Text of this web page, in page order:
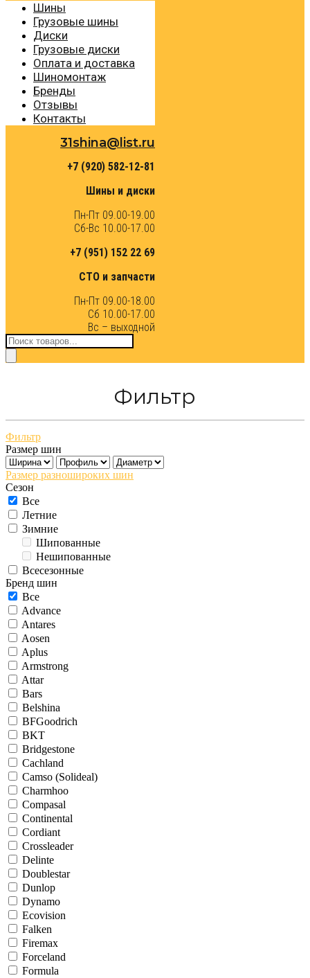
Шины
Грузовые шины
Диски
Грузовые диски
Оплата и доставка
Шиномонтаж
Бренды
Отзывы
Контакты
31shina@list.ru
+7 (920) 582-12-81
Шины и диски
Пн-Пт 09.00-19.00
Сб-Вс 10.00-17.00
+7 (951) 152 22 69
СТО и запчасти
Пн-Пт 09.00-18.00
Сб 10.00-17.00
Вс – выходной
Поиск
товаров
Фильтр
Фильтр
Размер шин
Размер разношироких шин
Сезон
Все
Летние
Зимние
Шипованные
Нешипованные
Всесезонные
Бренд шин
Все
Advance
Antares
Aosen
Aplus
Armstrong
Attar
Bars
Belshina
BFGoodrich
BKT
Bridgestone
Cachland
Camso (Solideal)
Charmhoo
Compasal
Continental
Cordiant
Crossleader
Delinte
Doublestar
Dunlop
Dynamo
Ecovision
Falken
Firemax
Forceland
Formula